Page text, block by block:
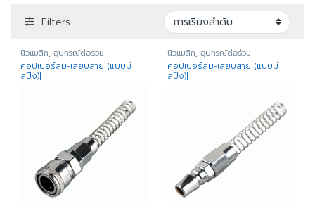
Filters
นิวแมติก, อุปกรณ์ต่อร่วม
คอปเปอร์ลม-เสียบสาย (แบบมี
สปิง)|
นิวแมติก, อุปกรณ์ต่อร่วม
คอปเปอร์ลม-เสียบสาย (แบบมี
สปิง)|